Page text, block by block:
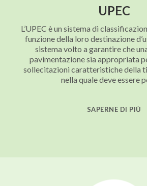
UPEC
L’UPEC è un sistema di
funzione della loro destinazione
sistema volto a garantire che
pavimentazione sia appropriata
sollecitazioni caratteristiche della
nella quale deve essere
SAPERNE DI PIÙ